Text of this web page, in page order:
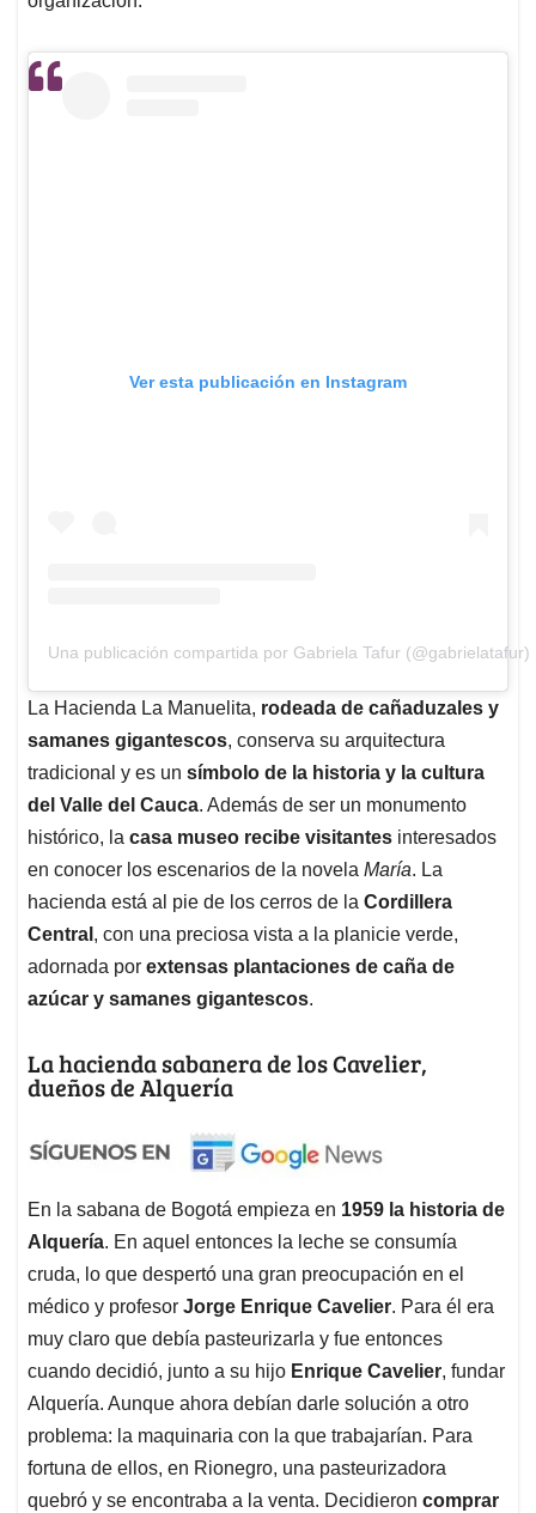
Ver esta publicación en Instagram
Una publicación compartida por Gabriela Tafur (@gabrielatafur)
La Hacienda La Manuelita, rodeada de cañaduzales y
samanes gigantescos, conserva su arquitectura
tradicional y es un símbolo de la historia y la cultura
del Valle del Cauca. Además de ser un monumento
histórico, la casa museo recibe visitantes interesados
en conocer los escenarios de la novela María. La
hacienda está al pie de los cerros de la Cordillera
Central , con una preciosa vista a la planicie verde,
adornada por extensas plantaciones de caña de
azúcar y samanes gigantescos.
La hacienda sabanera de los Cavelier,
dueños de Alquería
En la sabana de Bogotá empieza en 1959 la historia de
Alquería. En aquel entonces la leche se consumía
cruda, lo que despertó una gran preocupación en el
médico y profesor Jorge Enrique Cavelier. Para él era
muy claro que debía pasteurizarla y fue entonces
cuando decidió, junto a su hijo Enrique Cavelier, fundar
Alquería. Aunque ahora debían darle solución a otro
problema: la maquinaria con la que trabajarían. Para
fortuna de ellos, en Rionegro, una pasteurizadora
quebró y se encontraba a la venta. Decidieron comprar